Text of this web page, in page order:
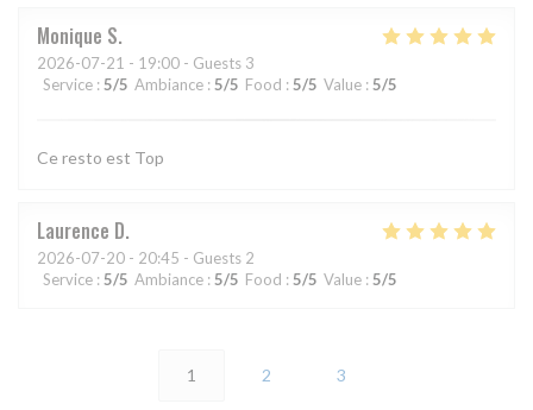
Monique S
2026-07-21 - 19:00 - Guests 3
Service : 5/5 Ambiance : 5/5 Food : 5/5 Value : 5/5
Ce resto est Top
Laurence D
2026-07-20 - 20:45 - Guests 2
Service : 5/5 Ambiance : 5/5 Food : 5/5 Value : 5/5
1 2 3